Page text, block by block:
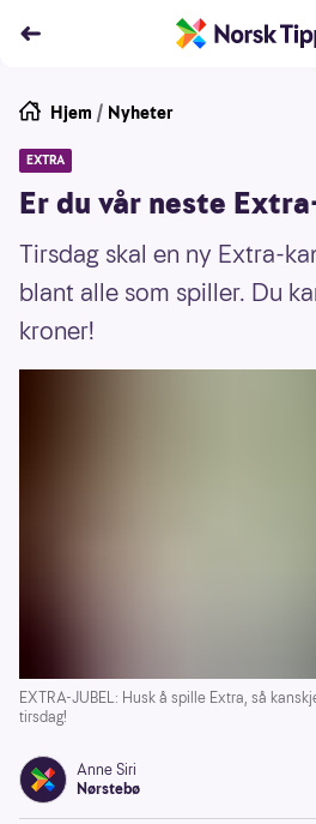
Hjem / Nyheter
EXTRA
Er du vår neste
Tirsdag skal en ny Extra-
blant alle som spiller. Du
kroner!
EXTRA-JUBEL: Husk å spille Extra, så
tirsdag!
Anne Siri
Nørstebø